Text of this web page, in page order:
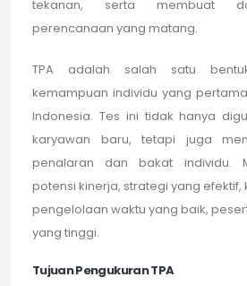
tekanan, serta membuat
perencanaan yang matang.
TPA adalah salah satu
kemampuan individu yang
Indonesia. Tes ini tidak hanya
karyawan baru, tetapi juga
penalaran dan bakat individu.
potensi kinerja, strategi yang
pengelolaan waktu yang baik,
yang tinggi.
Tujuan Pengukuran TPA